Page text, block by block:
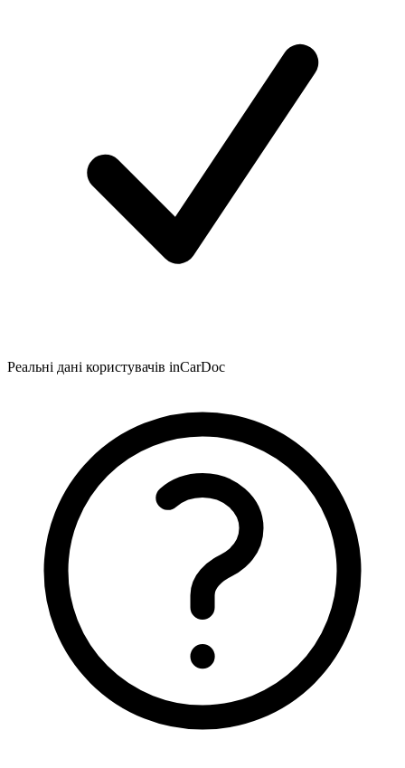
Реальні дані користувачів inCarDoc